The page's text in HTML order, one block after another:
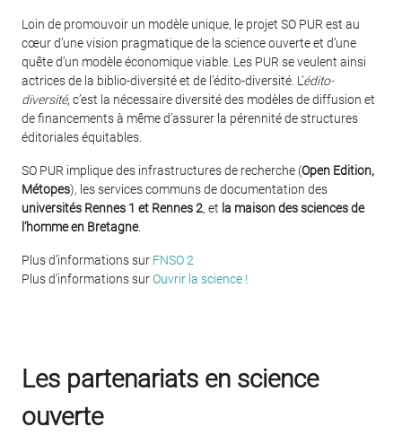
Loin de promouvoir un modèle unique, le projet SO PUR est au
cœur d’une vision pragmatique de la science ouverte et d’une
quête d’un modèle économique viable. Les PUR se veulent ainsi
actrices de la biblio-diversité et de l’édito-diversité. L’édito-
diversité, c’est la nécessaire diversité des modèles de diffusion et
de financements à même d’assurer la pérennité de structures
éditoriales équitables.
SO PUR implique des infrastructures de recherche (Open Edition,
Métopes), les services communs de documentation des
universités Rennes 1 et Rennes 2, et la maison des sciences de
l’homme en Bretagne.
Plus d’informations sur FNSO 2
Plus d’informations surOuvrir la science !
Les partenariats en science
ouverte